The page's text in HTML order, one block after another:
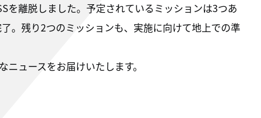
を離脱しました。予定されているミッションは3つあ
。残り2つのミッションも、実施に向けて地上での準
ュースをお届けいたします。